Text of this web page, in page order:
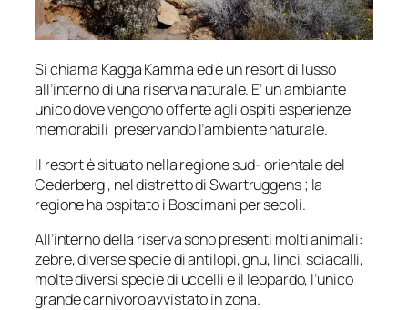
Si chiama Kagga Kamma ed è un resort di lusso
all’interno di una riserva naturale. E’ un ambiante
unico dove vengono offerte agli ospiti esperienze
memorabili preservando l’ambiente naturale.
Il resort è situato nella regione sud- orientale del
Cederberg , nel distretto di Swartruggens ; la
regione ha ospitato i Boscimani per secoli.
All’interno della riserva sono presenti molti animali:
zebre, diverse specie di antilopi, gnu, linci, sciacalli,
molte diversi specie di uccelli e il leopardo, l’unico
grande carnivoro avvistato in zona.